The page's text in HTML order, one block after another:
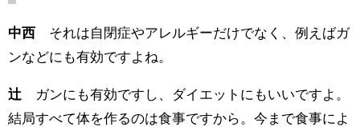
中西 それは自閉症やアレルギーだけでなく、例えばガ
ンなどにも有効ですよね。
辻 ガンにも有効ですし、ダイエットにもいいですよ。
結局すべて体を作るのは食事ですから。今まで食事によ